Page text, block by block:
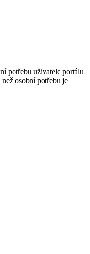
potřebu uživatele portálu
osobní potřebu je